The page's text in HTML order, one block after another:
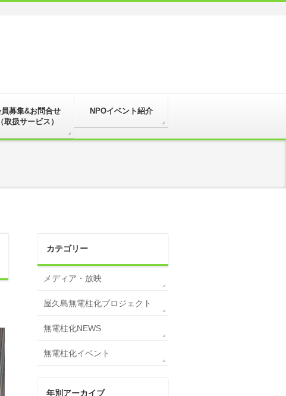
募集&お問合せ
（取扱サービス）
NPOイベント紹介
カテゴリー
メディア・放映
屋久島無電柱化プロジェクト
無電柱化NEWS
無電柱化イベント
年別アーカイブ